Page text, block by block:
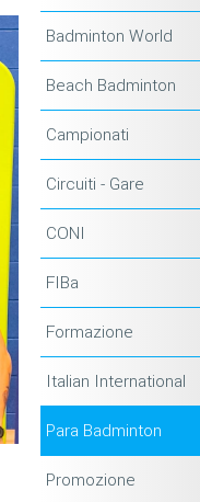
Badminton World
Beach Badminton
Campionati
Circuiti - Gare
CONI
FIBa
Formazione
Italian International
Para Badminton
Promozione